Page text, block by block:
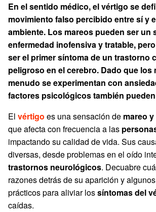
En el sentido médico, el vértigo se
movimiento falso percibido entre sí y
ambiente. Los mareos pueden ser un
enfermedad inofensiva y tratable,
ser el primer síntoma de un trastorno
peligroso en el cerebro. Dado que los
menudo se experimentan con
factores psicológicos también
El vértigo es una sensación de mareo
que afecta con frecuencia a las
impactando su calidad de vida. Sus
diversas, desde problemas en el oído
trastornos neurológicos. Decuabre
razones detrás de su aparición y
prácticos para aliviar lossíntomas del
caídas.